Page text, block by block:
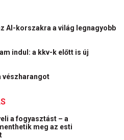
AI-korszakra a világ legnagyobb
indul: a kkv-k előtt is új
vészharangot
a fogyasztást – a
meg az esti